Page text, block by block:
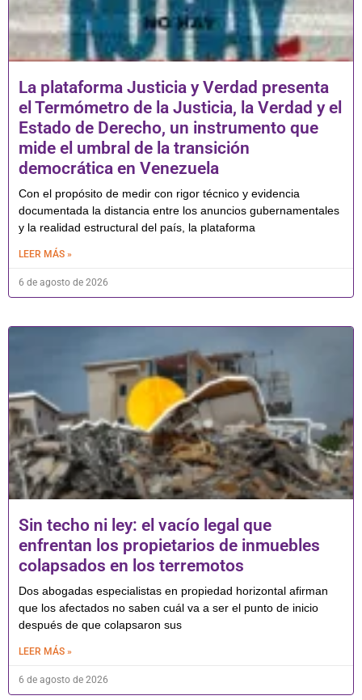
La plataforma Justicia y Verdad presenta
el Termómetro de la Justicia, la Verdad y el
Estado de Derecho, un instrumento que
mide el umbral de la transición
democrática en Venezuela
Con el propósito de medir con rigor técnico y evidencia
documentada la distancia entre los anuncios gubernamentales
y la realidad estructural del país, la plataforma
LEER MÁS »
6 de agosto de 2026
Sin techo ni ley: el vacío legal que
enfrentan los propietarios de inmuebles
colapsados en los terremotos
Dos abogadas especialistas en propiedad horizontal afirman
que los afectados no saben cuál va a ser el punto de inicio
después de que colapsaron sus
LEER MÁS »
6 de agosto de 2026